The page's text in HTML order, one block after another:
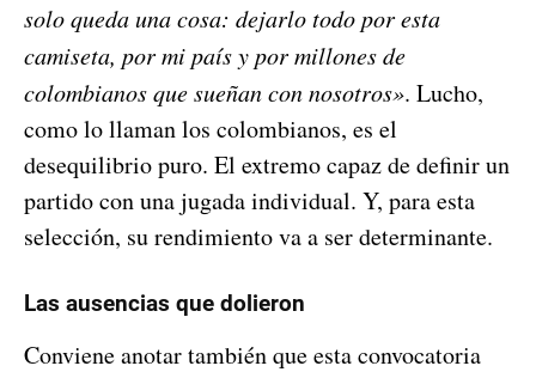
solo queda una cosa: dejarlo todo por esta
camiseta, por mi país y por millones de
colombianos que sueñan con nosotros». Lucho,
como lo llaman los colombianos, es el
desequilibrio puro. El extremo capaz de definir un
partido con una jugada individual. Y, para esta
selección, su rendimiento va a ser determinante.
Las ausencias que dolieron
Conviene anotar también que esta convocatoria